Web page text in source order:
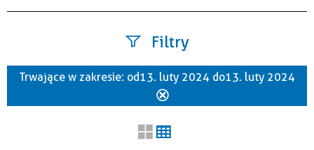
Filtry
Szukana fraza
Trwające w zakresie: od 13. luty 2024 do 13. luty 2024
filtr